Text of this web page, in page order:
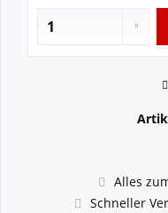
Alles
Schneller